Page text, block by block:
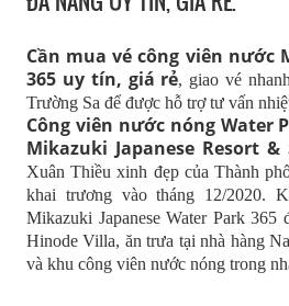
Cần mua vé công viên nước
365 uy tín, giá rẻ, giao vé
Trường Sa để được hỗ trợ tư vấn
Công viên nước nóng Water
Mikazuki Japanese Resort &
Xuân Thiều xinh đẹp của Thành
khai trương vào tháng 12/2020.
Mikazuki Japanese Water Park
Hinode Villa, ăn trưa tại nhà hàng
và khu công viên nước nóng trong